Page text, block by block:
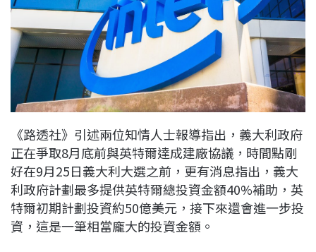
《路透社》引述兩位知情人士報導指出，義大利政府
正在爭取8月底前與英特爾達成建廠協議，時間點剛
好在9月25日義大利大選之前，更有消息指出，義大
利政府計劃最多提供英特爾總投資金額40%補助，英
特爾初期計劃投資約50億美元，接下來還會進一步投
資，這是一筆相當龐大的投資金額。